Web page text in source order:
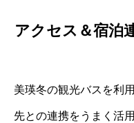
アクセス＆宿泊
美瑛冬の観光バスを利
先との連携をうまく活